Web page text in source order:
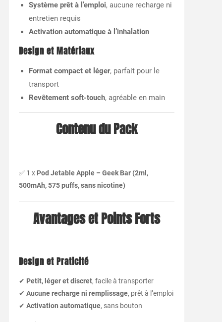
Système prêt à l’emploi, aucune recharge ni
entretien requis
Activation automatique à l’inhalation
Design et Matériaux
Format compact et léger, parfait pour le
transport
Revêtement soft-touch, agréable en main
Contenu du Pack
✅ 1 x Pod Jetable Apple – Geek Bar (2ml,
500mAh, 575 puffs, sans nicotine)
Avantages et Points Forts
Design et Praticité
✔ Petit, léger et discret, facile à transporter
✔ Aucune recharge ni remplissage, prêt à l’emploi
✔ Activation automatique, sans bouton